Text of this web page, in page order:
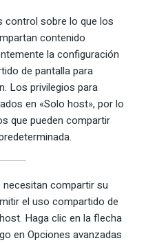
control sobre lo que los
contenido
la configuración
de pantalla para
Los privilegios para
en «Solo host», por lo
que pueden compartir
compartir su
el uso compartido de
Haga clic en la flecha
en Opciones avanzadas